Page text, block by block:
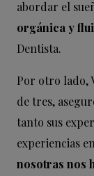
abordar el
orgánica y
Dentista.
Por otro lado,
de tres,
tanto sus
experiencias
nosotras nos